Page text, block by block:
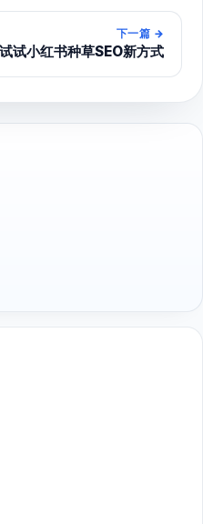
下一篇 →
试小红书种草SEO新方式